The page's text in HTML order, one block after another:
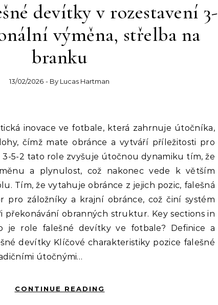
devítky v rozestavení 3-
výměna, střelba na
branku
13/02/2026 - By Lucas Hartman
čímž mate obránce a vytváří příležitosti pro
3-5-2 tato role zvyšuje útočnou dynamiku tím, že
a plynulost, což nakonec vede k větším
Tím, že vytahuje obránce z jejich pozic, falešná
pro záložníky a krajní obránce, což činí systém
překonávání obranných struktur. Key sections in
je role falešné devítky ve fotbale? Definice a
devítky Klíčové charakteristiky pozice falešné
útočnými…
CONTINUE READING